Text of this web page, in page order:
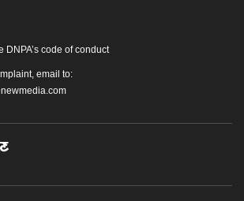
code of conduct
email to: